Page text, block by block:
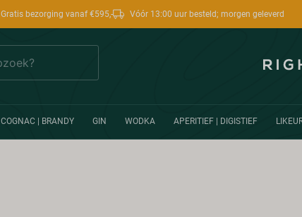
Gratis bezorging vanaf €595,- Vóór 13:00 uur besteld; morgen geleverd
COGNAC | BRANDY GIN WODKA APERITIEF | DIGISTIEF